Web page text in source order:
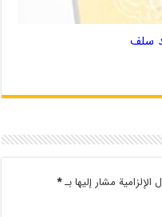
سلف
الإلزامية مشار إليها بـ*